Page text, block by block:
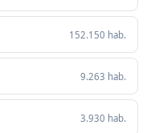
152.150 hab.
9.263 hab.
3.930 hab.